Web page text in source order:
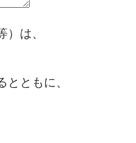
は、
ともに、